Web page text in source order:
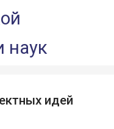
наук
идей